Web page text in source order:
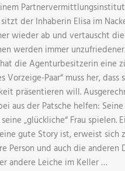
sitzt der Inhaberin Elisa im
wieder ab und vertauscht
werden immer
die Agenturbesitzerin eine
Vorzeige-Paar“ muss her,
präsentieren will.
aus der Patsche helfen:
„glückliche“ Frau spielen.
gute Story ist, erweist sich
Person und auch die anderen
andere Leiche im Keller …